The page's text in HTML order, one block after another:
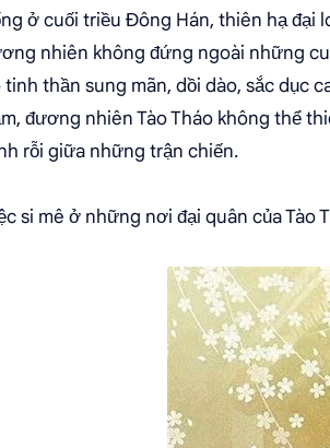
ở cuối triều Đông Hán, thiên hạ đại
nhiên không đứng ngoài những
tinh thần sung mãn, dồi dào, sắc dục
đương nhiên Tào Tháo không thể
rỗi giữa những trận chiến.
si mê ở những nơi đại quân của Tào